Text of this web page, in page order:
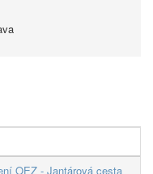
OEZ - Jantárová cesta